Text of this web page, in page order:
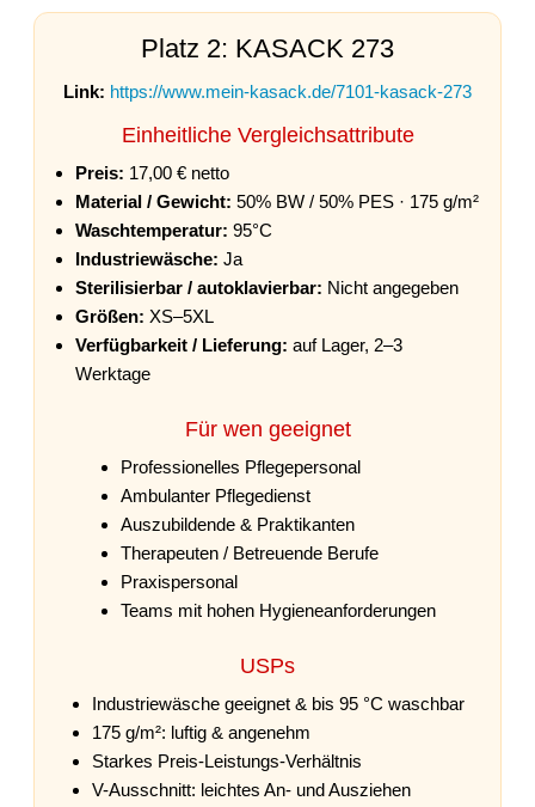
Platz 2: KASACK 273
Link: https://www.mein-kasack.de/7101-kasack-273
Einheitliche Vergleichsattribute
Preis: 17,00 € netto
Material / Gewicht: 50% BW / 50% PES · 175 g/m²
Waschtemperatur: 95°C
Industriewäsche: Ja
Sterilisierbar / autoklavierbar: Nicht angegeben
Größen: XS–5XL
Verfügbarkeit / Lieferung: auf Lager, 2–3
Werktage
Für wen geeignet
Professionelles Pflegepersonal
Ambulanter Pflegedienst
Auszubildende & Praktikanten
Therapeuten / Betreuende Berufe
Praxispersonal
Teams mit hohen Hygieneanforderungen
USPs
Industriewäsche geeignet & bis 95 °C waschbar
175 g/m²: luftig & angenehm
Starkes Preis-Leistungs-Verhältnis
V-Ausschnitt: leichtes An- und Ausziehen